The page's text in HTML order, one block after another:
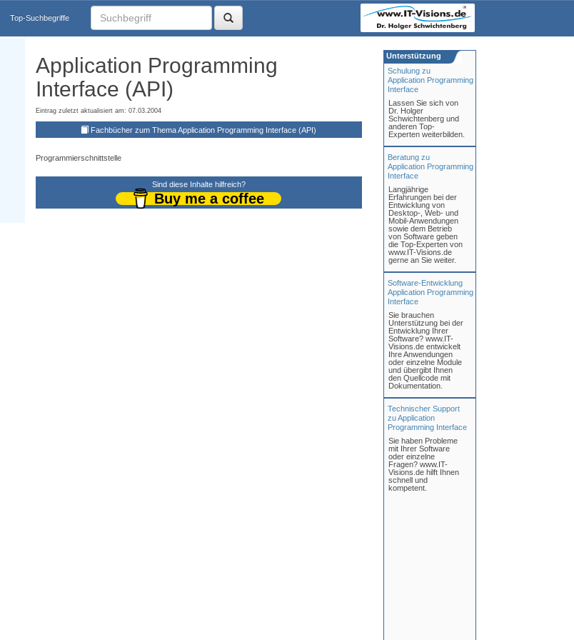
Top-Suchbegriffe
Application Programming
Interface (API)
Eintrag zuletzt aktualisiert am: 07.03.2004
Fachbücher zum Thema Application Programming Interface (API)
Programmierschnittstelle
Sind diese Inhalte hilfreich?
Buy me a coffee
Schulung zu
Application Programming
Interface
Lassen Sie sich von
Dr. Holger
Schwichtenberg und
anderen Top-
Experten weiterbilden.
Beratung zu
Application Programming
Interface
Langjährige
Erfahrungen bei der
Entwicklung von
Desktop-, Web- und
Mobil-Anwendungen
sowie dem Betrieb
von Software geben
die Top-Experten von
www.IT-Visions.de
gerne an Sie weiter.
Software-Entwicklung
Application Programming
Interface
Sie brauchen
Unterstützung bei der
Entwicklung Ihrer
Software? www.IT-
Visions.de entwickelt
Ihre Anwendungen
oder einzelne Module
und übergibt Ihnen
den Quellcode mit
Dokumentation.
Technischer Support
zu Application
Programming Interface
Sie haben Probleme
mit Ihrer Software
oder einzelne
Fragen? www.IT-
Visions.de hilft Ihnen
schnell und
kompetent.
Unterstützung